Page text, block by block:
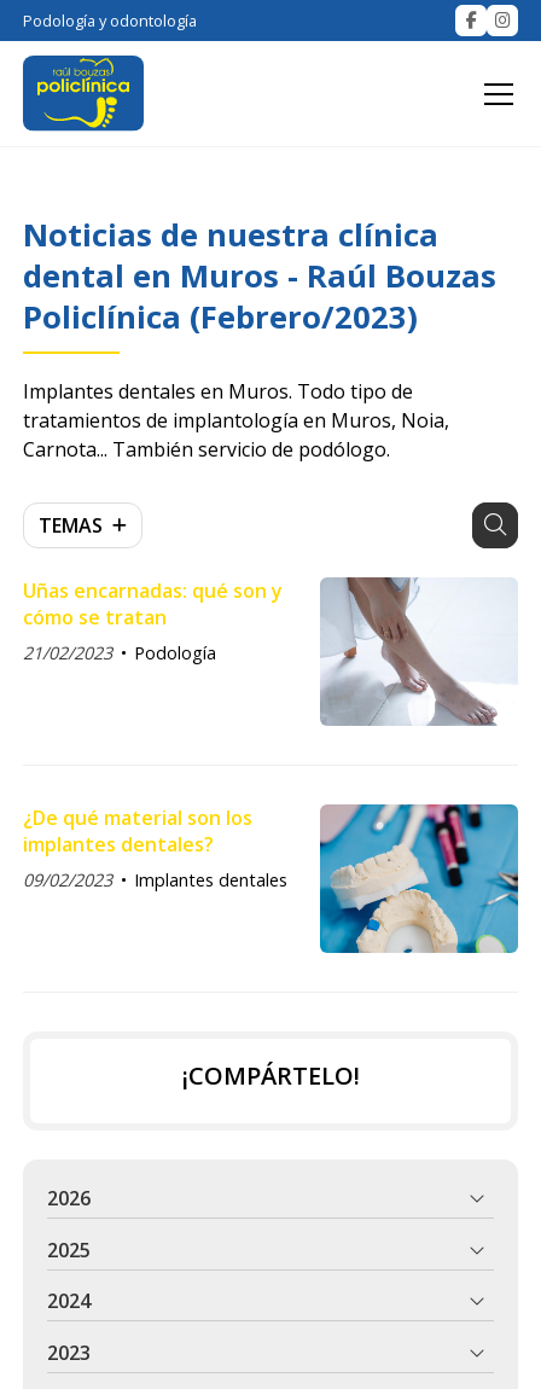
Podología y odontología
Noticias de nuestra clínica
dental en Muros - Raúl Bouzas
Policlínica (Febrero/2023)
Implantes dentales en Muros. Todo tipo de
tratamientos de implantología en Muros, Noia,
Carnota... También servicio de podólogo.
TEMAS
Uñas encarnadas: qué son y
cómo se tratan
21/02/2023 Podología
¿De qué material son los
implantes dentales?
09/02/2023 Implantes dentales
¡COMPÁRTELO!
2026
2025
2024
2023